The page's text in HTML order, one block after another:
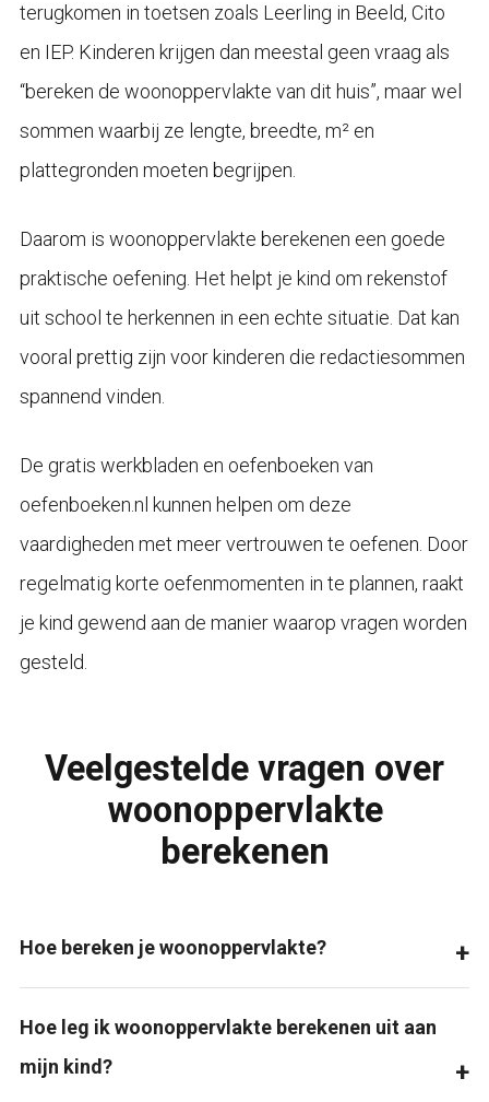
terugkomen in toetsen zoals Leerling in Beeld, Cito
en IEP. Kinderen krijgen dan meestal geen vraag als
“bereken de woonoppervlakte van dit huis”, maar wel
sommen waarbij ze lengte, breedte, m² en
plattegronden moeten begrijpen.
Daarom is woonoppervlakte berekenen een goede
praktische oefening. Het helpt je kind om rekenstof
uit school te herkennen in een echte situatie. Dat kan
vooral prettig zijn voor kinderen die redactiesommen
spannend vinden.
De gratis werkbladen en oefenboeken van
oefenboeken.nl kunnen helpen om deze
vaardigheden met meer vertrouwen te oefenen. Door
regelmatig korte oefenmomenten in te plannen, raakt
je kind gewend aan de manier waarop vragen worden
gesteld.
Veelgestelde vragen over
woonoppervlakte
berekenen
Hoe bereken je woonoppervlakte?
Hoe leg ik woonoppervlakte berekenen uit aan
mijn kind?